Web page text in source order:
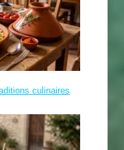
culinaires